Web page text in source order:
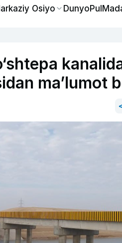
Osiyo DunyoPul
ma’lumot